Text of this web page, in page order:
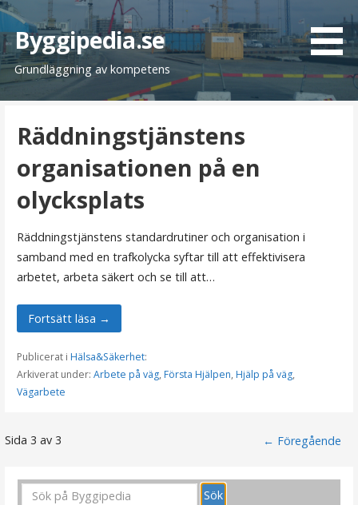
H
o
p
p
Byggipedia.se
Grundläggning av kompetens
Räddningstjänstens
organisationen på en
olycksplats
Räddningstjänstens standardrutiner och organisation i
samband med en trafkolycka syftar till att effektivisera
arbetet, arbeta säkert och se till att…
Fortsätt läsa →
Publicerat i Hälsa&Säkerhet:
Arkiverat under: Arbete på väg, Första Hjälpen, Hjälp på väg,
Vägarbete
I
n
Sida 3 av 3 ← Föregående